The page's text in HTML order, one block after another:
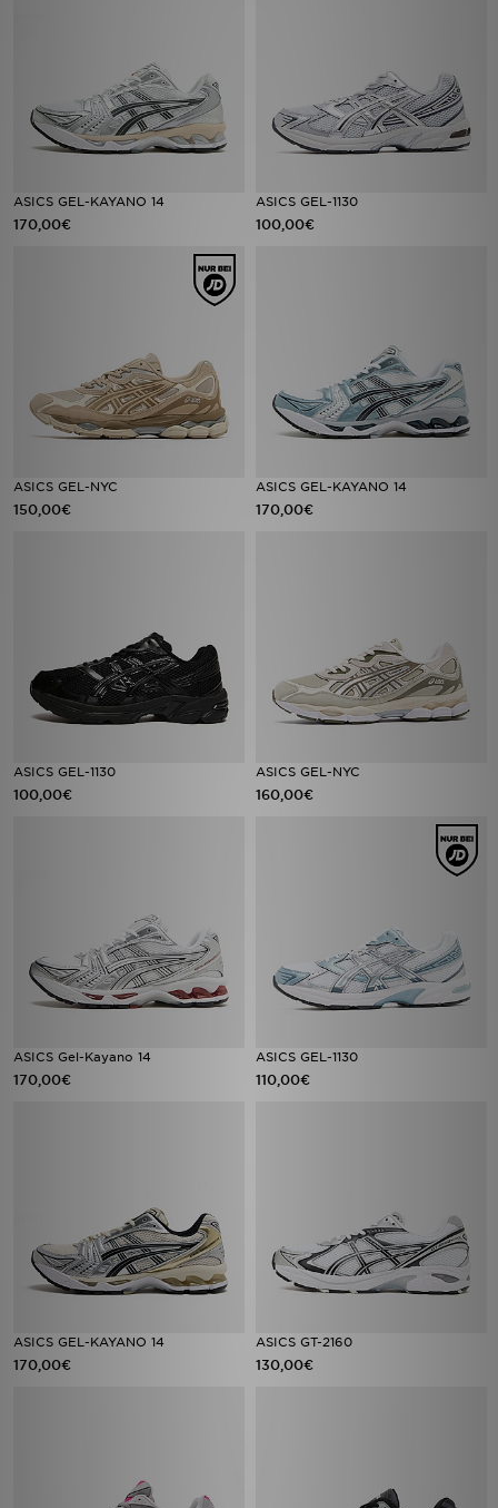
ASICS GEL-KAYANO 14
170,00€
ASICS GEL-1130
100,00€
ASICS GEL-NYC
150,00€
ASICS GEL-KAYANO 14
170,00€
ASICS GEL-1130
100,00€
ASICS GEL-NYC
160,00€
ASICS Gel-Kayano 14
170,00€
ASICS GEL-1130
110,00€
ASICS GEL-KAYANO 14
170,00€
ASICS GT-2160
130,00€